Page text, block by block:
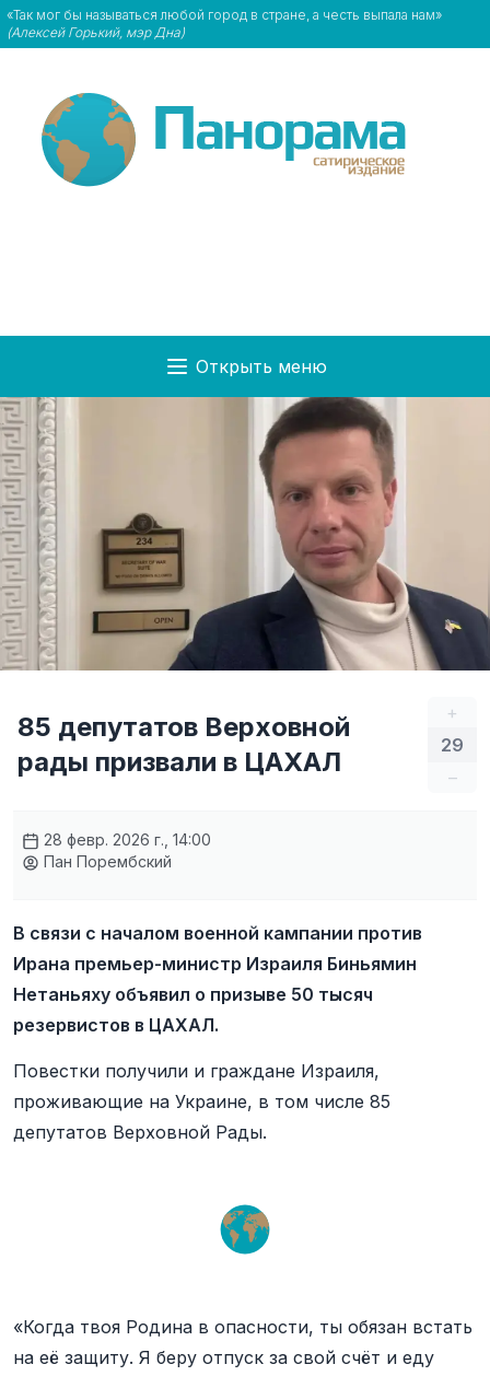
«Так мог бы называться любой город в стране, а честь выпала нам»
(Алексей Горький, мэр Дна)
Открыть меню
+
29
–
85 депутатов Верховной
рады призвали в ЦАХАЛ
28 февр. 2026 г., 14:00
Пан Порембский
В связи с началом военной кампании против
Ирана премьер-министр Израиля Биньямин
Нетаньяху объявил о призыве 50 тысяч
резервистов в ЦАХАЛ.
Повестки получили и граждане Израиля,
проживающие на Украине, в том числе 85
депутатов Верховной Рады.
«Когда твоя Родина в опасности, ты обязан встать
на её защиту. Я беру отпуск за свой счёт и еду